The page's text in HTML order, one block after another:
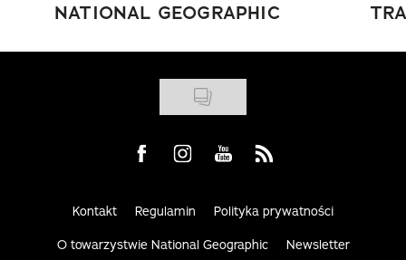
NATIONAL GEOGRAPHIC
Visit us on Facebook
Visit us on Instagram
Visit us on Youtube
Visit us on Rss
Kontakt Regulamin Polityka prywatności
O towarzystwie National Geographic Newsletter